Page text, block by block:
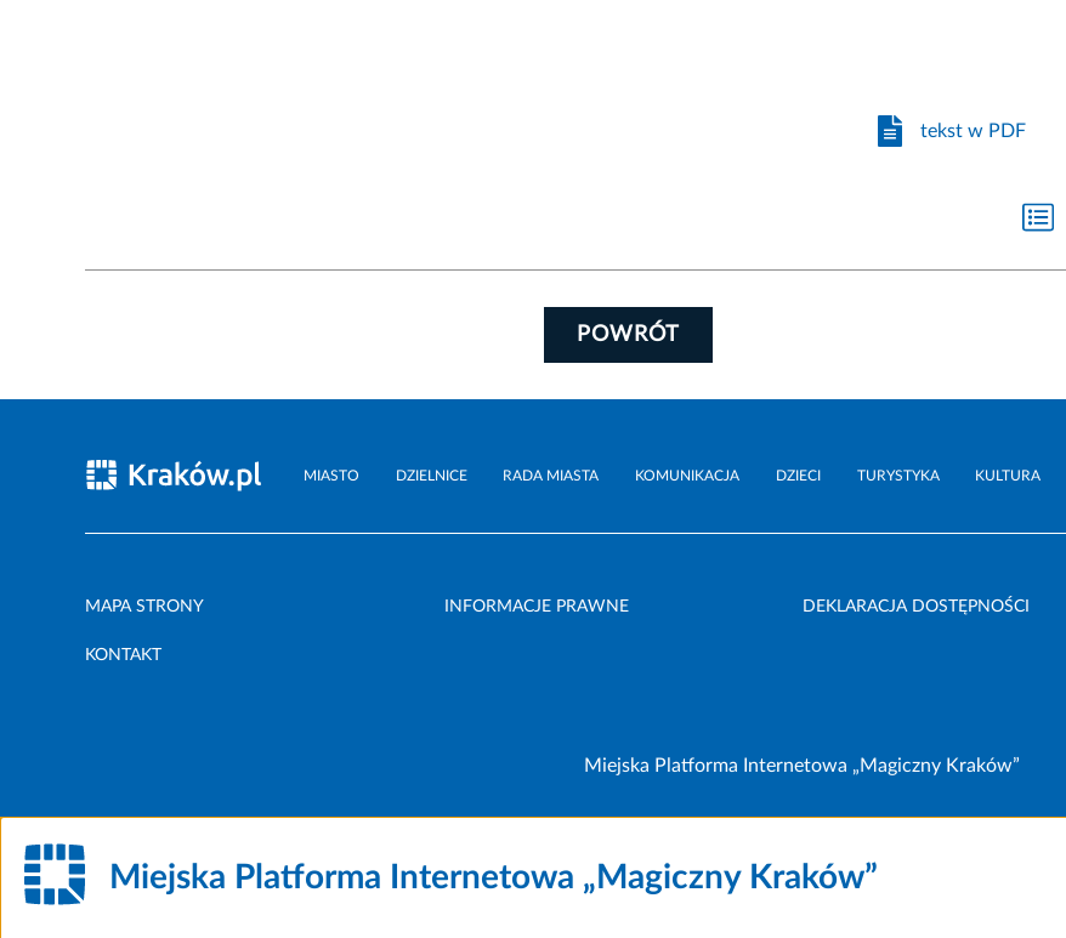
tekst w PDF
POWRÓT
MIASTO DZIELNICE RADA MIASTA KOMUNIKACJA DZIECI TURYSTYKA KULTURA
MAPA STRONY INFORMACJE PRAWNE DEKLARACJA DOSTĘPNOŚCI
KONTAKT
Miejska Platforma Internetowa „Magiczny Kraków”
Miejska Platforma Internetowa „Magiczny Kraków”